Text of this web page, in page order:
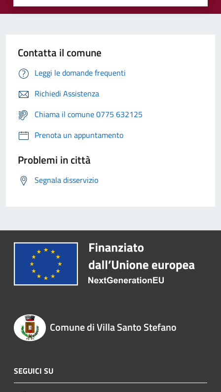
Contatta il comune
Leggi le domande frequenti
Richiedi Assistenza
Chiama il comune 0775 632125
Prenota un appuntamento
Problemi in città
Segnala disservizio
Comune di Villa Santo Stefano
SEGUICI SU